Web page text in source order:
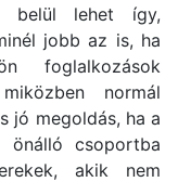
belül lehet így,
jobb az is, ha
foglalkozások
normál
jó megoldás, ha a
önálló csoportba
akik nem